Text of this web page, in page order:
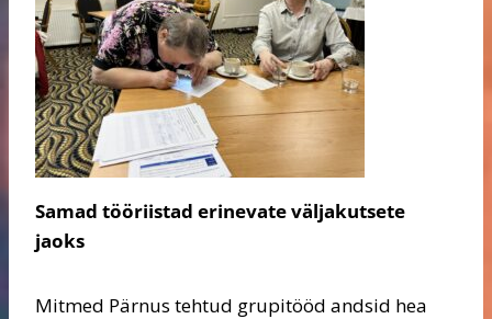
Samad tööriistad erinevate väljakutsete
jaoks
Mitmed Pärnus tehtud grupitööd andsid hea